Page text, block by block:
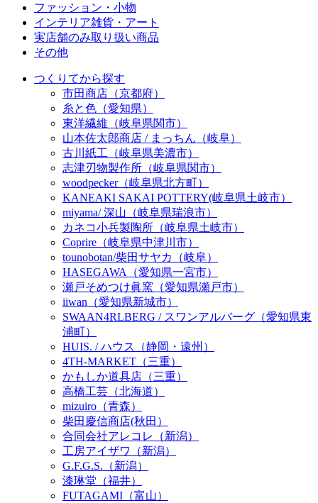
ファッション・小物
インテリア雑貨・アート
実店舗のみ取り扱い商品
その他
つくりてから探す
市田商店（京都府）
糸と色（愛知県）
東洋繊維（岐阜県関市）
山本佐太郎商店 / まっちん（岐阜）
古川紙工（岐阜県美濃市）
志津刃物製作所（岐阜県関市）
woodpecker（岐阜県北方町）
KANEAKI SAKAI POTTERY(岐阜県土岐市）
miyama/ 深山（岐阜県瑞浪市）
カネコ小兵製陶所（岐阜県土岐市）
Coprire（岐阜県中津川市）
tounobotan/柴田サヤカ（岐阜）
HASEGAWA（愛知県一宮市）
瀬戸そめつけ眞窯（愛知県瀬戸市）
iiwan（愛知県新城市）
SWAAN4RLBERG / スワンアルバーグ（愛知県東
浦町）
HUIS. / ハウス（静岡・遠州）
4TH-MARKET（三重）
かもしか道具店（三重）
高橋工芸（北海道）
mizuiro（青森）
柴田慶信商店(秋田）
合同会社アレコレ（新潟）
工房アイザワ（新潟）
G.F.G.S.（新潟）
漆琳堂（福井）
FUTAGAMI（富山）